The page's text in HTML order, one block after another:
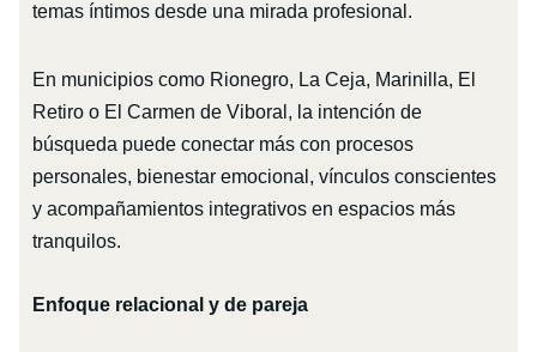
temas íntimos desde una mirada profesional.
En municipios como Rionegro, La Ceja, Marinilla, El
Retiro o El Carmen de Viboral, la intención de
búsqueda puede conectar más con procesos
personales, bienestar emocional, vínculos conscientes
y acompañamientos integrativos en espacios más
tranquilos.
Enfoque relacional y de pareja